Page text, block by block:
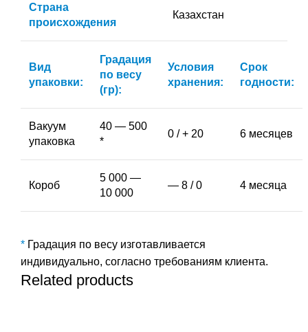
Страна
происхождения
Казахстан
Вид
упаковки:
Градация
по весу
(гр):
Условия
хранения:
Срок
годности:
Вакуум
упаковка
40 — 500
*
0 / + 20 6 месяцев
Короб
5 000 —
10 000
— 8 / 0 4 месяца
* Градация по весу изготавливается
индивидуально, согласно требованиям клиента.
Related products